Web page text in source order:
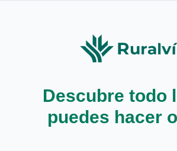
Descubre todo
puedes hacer